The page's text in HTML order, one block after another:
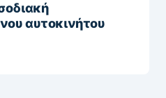
αυτοκινήτου